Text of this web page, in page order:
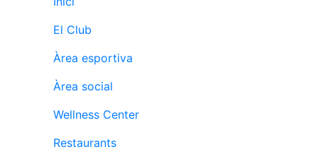
Club
Wellness
Center
fisiosalut
Entrenaments
El Club
Àrea esportiva
Àrea social
Wellness Center
Restaurants